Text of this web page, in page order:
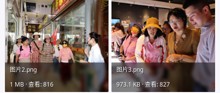
图片2.png
1 MB · 查看: 816
图片3.png
973.1 KB · 查看: 827